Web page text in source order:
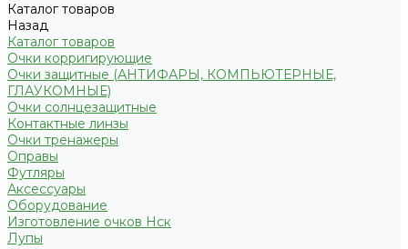
Каталог товаров
Назад
Каталог товаров
Очки корригирующие
Очки защитные (АНТИФАРЫ, КОМПЬЮТЕРНЫЕ,
ГЛАУКОМНЫЕ)
Очки солнцезащитные
Контактные линзы
Очки тренажеры
Оправы
Футляры
Аксессуары
Оборудование
Изготовление очков Нск
Лупы